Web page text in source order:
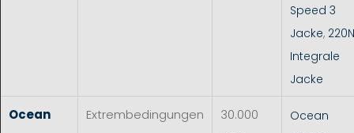
Speed 3
Jacke, 220N
Integrale
Jacke
Ocean Extrembedingungen
30.000
Ocean